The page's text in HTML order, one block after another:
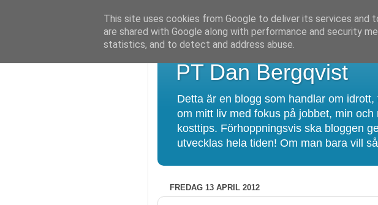
PT Dan Bergqvist
Detta är en blogg som handlar om
om mitt liv med fokus på jobbet, min
kosttips. Förhoppningsvis ska bloggen
utvecklas hela tiden! Om man bara vill
FREDAG 13 APRIL 2012
This site uses cookies from Google to deliver its services and
are shared with Google along with performance and security
statistics, and to detect and address abuse.